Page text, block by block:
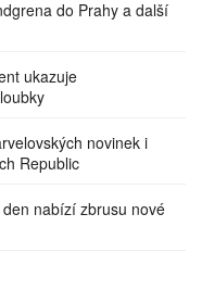
do Prahy a další
ukazuje
novinek i
Republic
nabízí zbrusu nové